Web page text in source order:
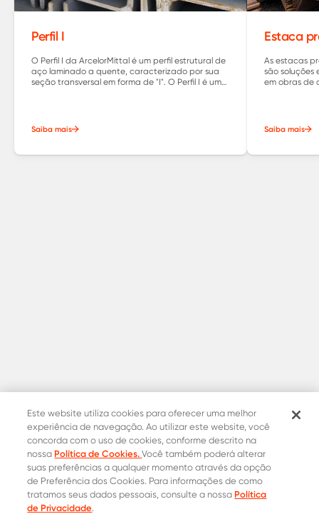
Perfil I
O Perfil I da ArcelorMittal é um perfil estrutural de
aço laminado a quente, caracterizado por sua
seção transversal em forma de "I". O Perfil I é um
estrutural e versatilidade.
Saiba mais
Estaca
As estacas
são soluções
em obras de
Saiba mais
Este website utiliza cookies para oferecer uma melhor
experiência de navegação. Ao utilizar este website, você
concorda com o uso de cookies, conforme descrito na
nossa Política de Cookies.Você também poderá alterar
suas preferências a qualquer momento através da opção
de Preferência dos Cookies. Para informações de como
tratamos seus dados pessoais, consulte a nossa Política
de Privacidade.